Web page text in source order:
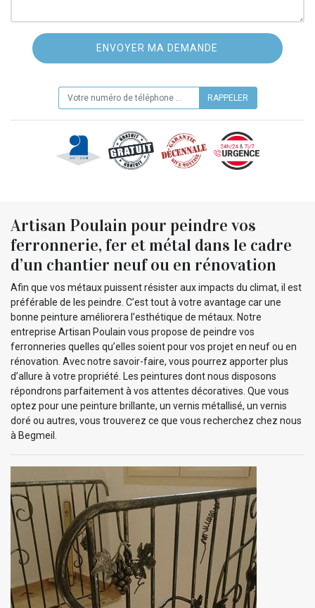
Artisan Poulain pour peindre vos
ferronnerie, fer et métal dans le cadre
d’un chantier neuf ou en rénovation
Afin que vos métaux puissent résister aux impacts du climat, il est
préférable de les peindre. C’est tout à votre avantage car une
bonne peinture améliorera l’esthétique de métaux. Notre
entreprise Artisan Poulain vous propose de peindre vos
ferronneries quelles qu’elles soient pour vos projet en neuf ou en
rénovation. Avec notre savoir-faire, vous pourrez apporter plus
d’allure à votre propriété. Les peintures dont nous disposons
répondrons parfaitement à vos attentes décoratives. Que vous
optez pour une peinture brillante, un vernis métallisé, un vernis
doré ou autres, vous trouverez ce que vous recherchez chez nous
à Begmeil.